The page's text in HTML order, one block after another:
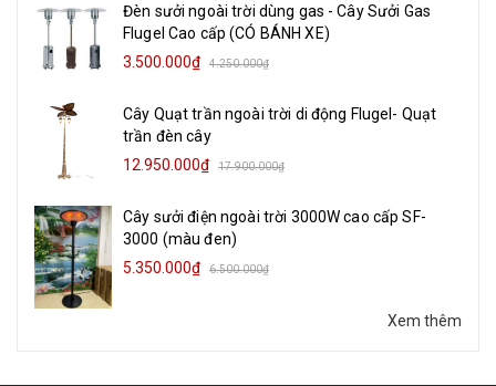
Đèn sưởi ngoài trời dùng gas - Cây Sưởi Gas
Flugel Cao cấp (CÓ BÁNH XE)
3.500.000₫
4.250.000₫
Cây Quạt trần ngoài trời di động Flugel- Quạt
trần đèn cây
12.950.000₫
17.900.000₫
Cây sưởi điện ngoài trời 3000W cao cấp SF-
3000 (màu đen)
5.350.000₫
6.500.000₫
Xem thêm